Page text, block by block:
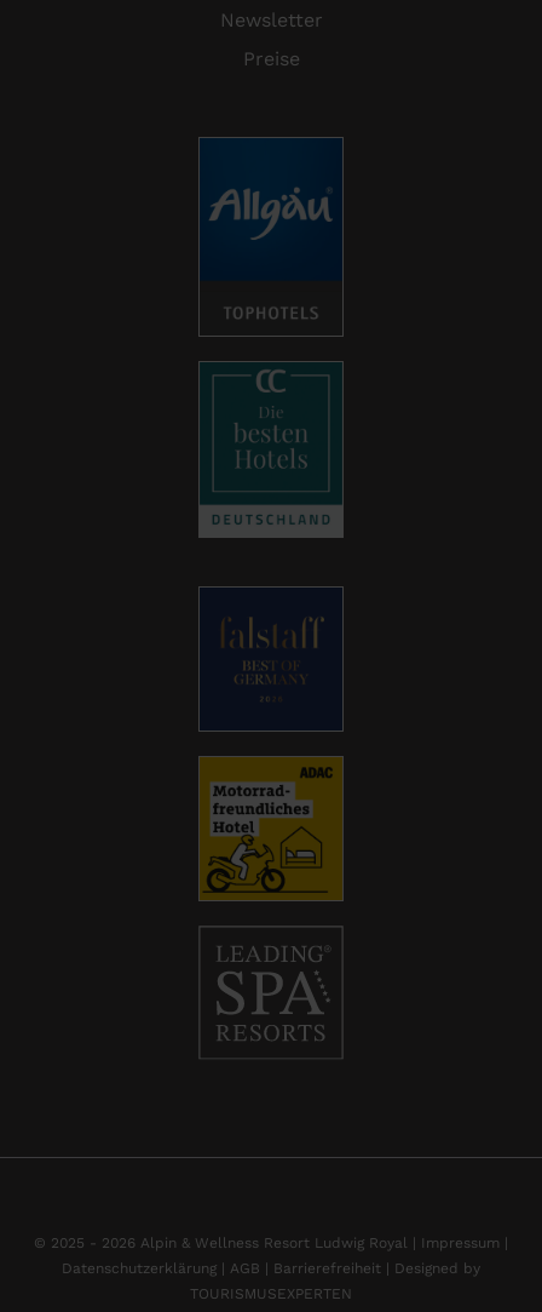
Newsletter
Preise
© 2025 - 2026 Alpin & Wellness Resort Ludwig Royal | Impressum |
Datenschutzerklärung | AGB | Barrierefreiheit | Designed by
TOURISMUSEXPERTEN